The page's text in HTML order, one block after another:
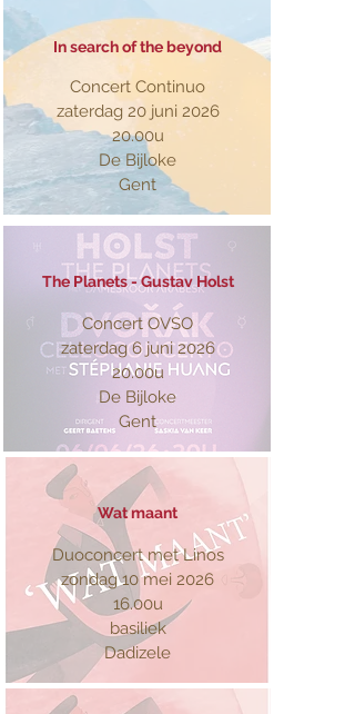
In search of the beyond
Concert Continuo
zaterdag 20 juni 2026
20.00u
De Bijloke
Gent
The Planets - Gustav Holst
Concert OVSO
zaterdag 6 juni 2026
20.00u
De Bijloke
Gent
Wat maant
Duoconcert met Linos​
zondag 10 mei 2026
16.00u
basiliek
Dadizele